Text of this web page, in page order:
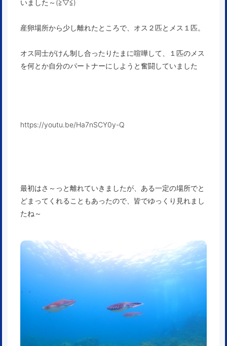
いました～(≧▽≦)
産卵場所から少し離れたところで、オス２匹とメス１匹。
オス同士がけん制し合ったりたまに喧嘩して、１匹のメス
を何とか自分のパートナーにしようと奮闘していました
https://youtu.be/Ha7nSCY0y-Q
最初はさ～っと離れていきましたが、ある一定の場所でと
どまってくれることもあったので、皆でゆっくり見れまし
たね～